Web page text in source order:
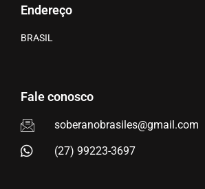
Endereço
BRASIL
Fale conosco
soberanobrasiles@gmail.com
(27) 99223-3697